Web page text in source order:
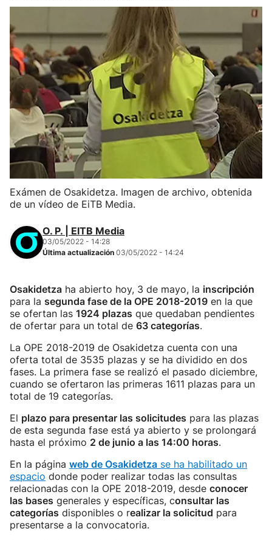
Exámen de Osakidetza. Imagen de archivo, obtenida
de un vídeo de EiTB Media.
O. P. | EITB Media
03/05/2022 - 14:28
Última actualización 03/05/2022 - 14:24
Osakidetza ha abierto hoy, 3 de mayo, la inscripción
para la segunda fase de la OPE 2018-2019 en la que
se ofertan las 1924 plazas que quedaban pendientes
de ofertar para un total de 63 categorías.
La OPE 2018-2019 de Osakidetza cuenta con una
oferta total de 3535 plazas y se ha dividido en dos
fases. La primera fase se realizó el pasado diciembre,
cuando se ofertaron las primeras 1611 plazas para un
total de 19 categorías.
El plazo para presentar las solicitudes para las plazas
de esta segunda fase está ya abierto y se prolongará
hasta el próximo 2 de junio a las 14:00 horas.
En la página web de Osakidetza se ha habilitado un
espacio donde poder realizar todas las consultas
relacionadas con la OPE 2018-2019, desde conocer
las bases generales y específicas, consultar las
categorías disponibles o realizar la solicitud para
presentarse a la convocatoria.